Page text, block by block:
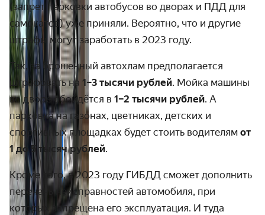
(запрет парковки автобусов во дворах и ПДД для
самокатов) уже приняли. Вероятно, что и другие
штрафы могут заработать в 2023 году.
Так, за брошенный автохлам предполагается
штрафовать на 1–3 тысячи рублей. Мойка машины
во дворе обойдётся в 1–2 тысячи рублей. А
парковка на газонах, цветниках, детских и
спортивных площадках будет стоить водителям от
1 до 5 тысяч рублей.
Кроме того, в 2023 году ГИБДД сможет дополнить
перечень неисправностей автомобиля, при
которых запрещена его эксплуатация. И туда